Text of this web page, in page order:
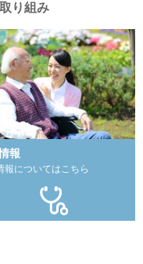
り組み
報
報についてはこちら